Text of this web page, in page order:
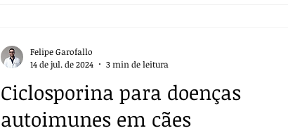
Ciclosporina para doenças
autoimunes em cães
Felipe Garofallo
14 de jul. de 2024
3 min de leitura